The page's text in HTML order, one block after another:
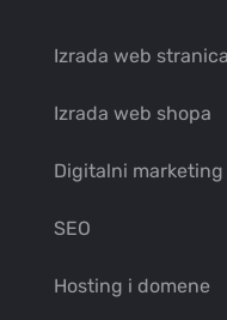
Izrada web stranica
Izrada web shopa
Digitalni marketing
SEO
Hosting i domene